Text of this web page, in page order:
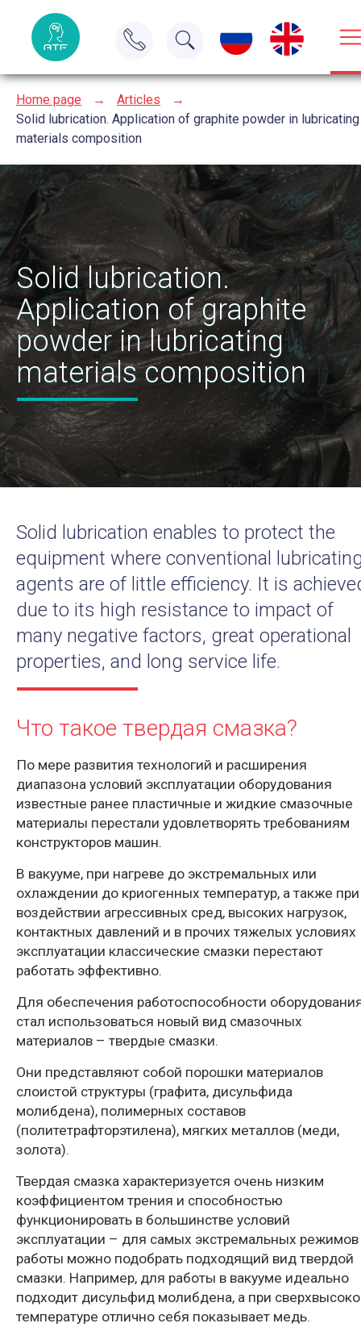
Home page → Articles
→
Solid lubrication. Application of graphite powder in lubricating
materials composition
Solid lubrication.
Application of graphite
powder in lubricating
materials composition
Solid lubrication enables to protect the
equipment where conventional
agents are of little efficiency. It is
due to its high resistance to impact of
many negative factors, great operational
properties, and long service life.
Что такое твердая смазка?
По мере развития технологий и расширения
диапазона условий эксплуатации оборудования
известные ранее пластичные и жидкие смазочные
материалы перестали удовлетворять требованиям
конструкторов машин.
В вакууме, при нагреве до экстремальных или
охлаждении до криогенных температур, а также при
воздействии агрессивных сред, высоких нагрузок,
контактных давлений и в прочих тяжелых условиях
эксплуатации классические смазки перестают
работать эффективно.
Для обеспечения работоспособности
стал использоваться новый вид смазочных
материалов – твердые смазки.
Они представляют собой порошки материалов
слоистой структуры (графита, дисульфида
молибдена), полимерных составов
(политетрафторэтилена), мягких металлов (меди,
золота).
Твердая смазка характеризуется очень низким
коэффициентом трения и способностью
функционировать в большинстве условий
эксплуатации – для самых экстремальных режимов
работы можно подобрать подходящий вид твердой
смазки. Например, для работы в вакууме идеально
подходит дисульфид молибдена, а при
температуре отлично себя показывает медь.